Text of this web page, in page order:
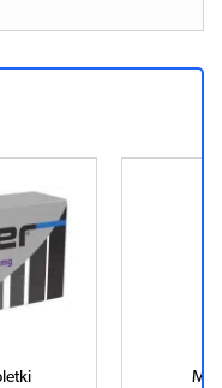
x 4 tabletki